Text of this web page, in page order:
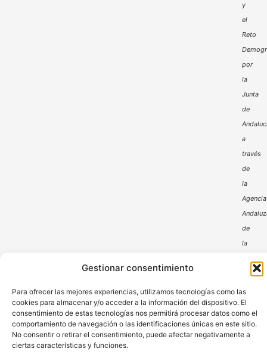
Gestionar consentimiento
Para ofrecer las mejores experiencias, utilizamos tecnologías como las
cookies para almacenar y/o acceder a la información del dispositivo. El
consentimiento de estas tecnologías nos permitirá procesar datos como el
comportamiento de navegación o las identificaciones únicas en este sitio.
No consentir o retirar el consentimiento, puede afectar negativamente a
ciertas características y funciones.
y
el
Reto
por
la
Junta
de
a
través
de
la
Agencia
de
la
Aviso Legal Política de Privacidad